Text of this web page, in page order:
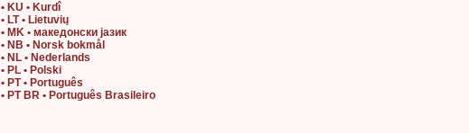
• KU • Kurdî
• LT • Lietuvių
• MK • македонски јазик
• NB • Norsk bokmål
• NL • Nederlands
• PL • Polski
• PT • Português
• PT BR • Português Brasileiro